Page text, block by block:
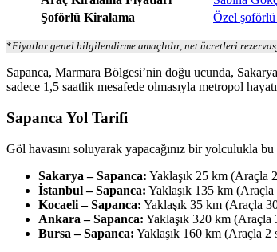
Şoförlü Kiralama
Özel
*Fiyatlar genel bilgilendirme amaçlıdır, net ücretleri
Sapanca, Marmara Bölgesi’nin doğu ucunda,
sadece 1,5 saatlik mesafede olmasıyla metropol
Sapanca Yol Tarifi
Göl havasını soluyarak yapacağınız bir yolculukla
Sakarya – Sapanca: Yaklaşık 25 km (Araçla
İstanbul – Sapanca: Yaklaşık 135 km
Kocaeli – Sapanca: Yaklaşık 35 km (Araçla
Ankara – Sapanca: Yaklaşık 320 km (Araçla
Bursa – Sapanca: Yaklaşık 160 km (Araçla 2